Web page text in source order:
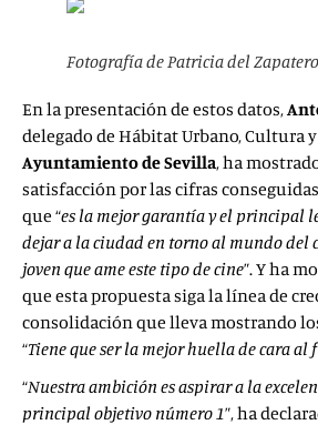
Fotografía de Patricia del Zapatero
En la presentación de estos datos,
delegado de Hábitat Urbano, Cultura
Ayuntamiento de Sevilla, ha
satisfacción por las cifras
que “es la mejor garantía y el principal
dejar a la ciudad en torno al mundo del
joven que ame este tipo de cine”. Y ha
que esta propuesta siga la línea de
consolidación que lleva mostrando
“Tiene que ser la mejor huella de cara al
“Nuestra ambición es aspirar a la
principal objetivo número 1”, ha